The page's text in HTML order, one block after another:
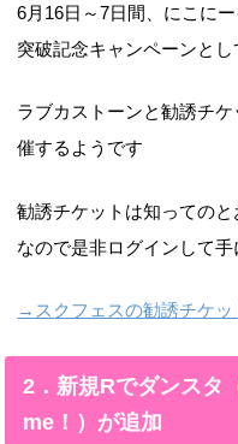
6月16日～7日間、にこに
突破記念キャンペーンとし
ラブカストーンと勧誘チ
催するようです
勧誘チケットは知っての
なので是非ログインして手
→スクフェスの勧誘チケッ
2．新規Rでダンス
me！）が追加